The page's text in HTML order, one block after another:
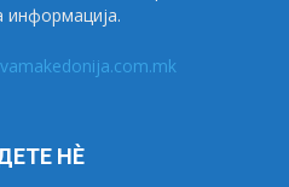
информација.
НÈ